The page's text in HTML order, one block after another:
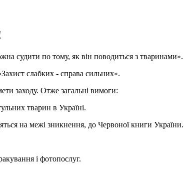
судити по тому, як він поводиться з тваринами».
слабких - справа сильних».
заходу. Отже загальні вимоги:
тварин в Україні.
на межі зникнення, до Червоної книги України.
і фотопослуг.